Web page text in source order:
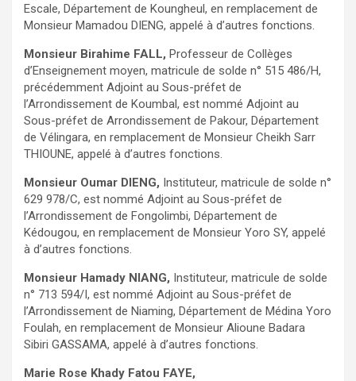
Escale, Département de Koungheul, en remplacement de
Monsieur Mamadou DIENG, appelé à d’autres fonctions.
Monsieur Birahime FALL, Professeur de Collèges
d’Enseignement moyen, matricule de solde n° 515 486/H,
précédemment Adjoint au Sous-préfet de
l’Arrondissement de Koumbal, est nommé Adjoint au
Sous-préfet de Arrondissement de Pakour, Département
de Vélingara, en remplacement de Monsieur Cheikh Sarr
THIOUNE, appelé à d’autres fonctions.
Monsieur Oumar DIENG, Instituteur, matricule de solde n°
629 978/C, est nommé Adjoint au Sous-préfet de
l’Arrondissement de Fongolimbi, Département de
Kédougou, en remplacement de Monsieur Yoro SY, appelé
à d’autres fonctions.
Monsieur Hamady NIANG, Instituteur, matricule de solde
n° 713 594/I, est nommé Adjoint au Sous-préfet de
l’Arrondissement de Niaming, Département de Médina Yoro
Foulah, en remplacement de Monsieur Alioune Badara
Sibiri GASSAMA, appelé à d’autres fonctions.
Marie Rose Khady Fatou FAYE,